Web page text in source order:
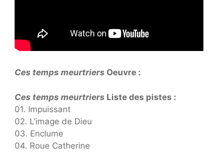
Ces temps meurtriers Oeuvre :
Ces temps meurtriers Liste des pistes :
01. Impuissant
02. L'image de Dieu
03. Enclume
04. Roue Catherine